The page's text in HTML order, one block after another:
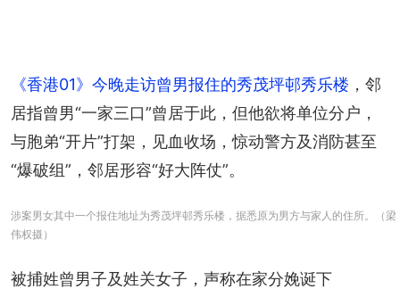
《香港01》今晚走访曾男报住的秀茂坪邨秀乐楼 ，邻
居指曾男“一家三口”曾居于此，但他欲将单位分户，
与胞弟“开片”打架，见血收场，惊动警方及消防甚至
“爆破组”，邻居形容“好大阵仗”。
涉案男女其中一个报住地址为秀茂坪邨秀乐楼，据悉原为男方与家人的住所。（梁
伟权摄）
被捕姓曾男子及姓关女子，声称在家分娩诞下